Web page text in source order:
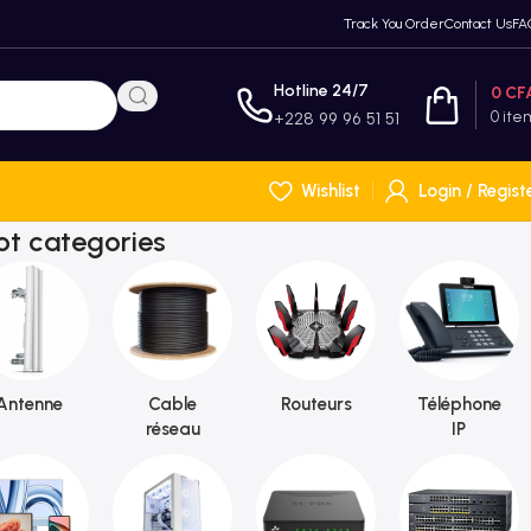
Track You OrderContact Us
Hotline 24/7
+228 99 96 51 51 0
0
Wishlist Login /
categories
Cable
réseau
Routeurs
Téléphone
IP